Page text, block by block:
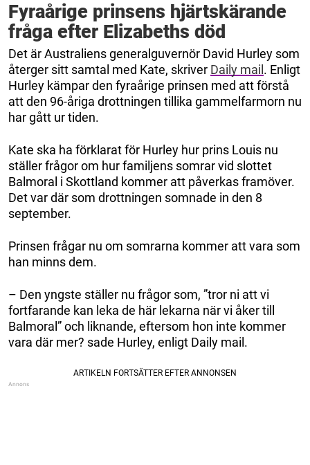
Fyraårige prinsens hjärtskärande
fråga efter Elizabeths död
Det är Australiens generalguvernör David Hurley som
återger sitt samtal med Kate, skriver Daily mail . Enligt
Hurley kämpar den fyraårige prinsen med att förstå
att den 96-åriga drottningen tillika gammelfarmorn nu
har gått ur tiden.
Kate ska ha förklarat för Hurley hur prins Louis nu
ställer frågor om hur familjens somrar vid slottet
Balmoral i Skottland kommer att påverkas framöver.
Det var där som drottningen somnade in den 8
september.
Prinsen frågar nu om somrarna kommer att vara som
han minns dem.
– Den yngste ställer nu frågor som, ”tror ni att vi
fortfarande kan leka de här lekarna när vi åker till
Balmoral” och liknande, eftersom hon inte kommer
vara där mer? sade Hurley, enligt Daily mail.